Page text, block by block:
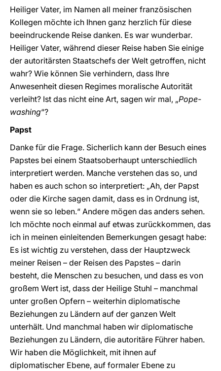
Heiliger Vater, im Namen all meiner französischen
Kollegen möchte ich Ihnen ganz herzlich für diese
beeindruckende Reise danken. Es war wunderbar.
Heiliger Vater, während dieser Reise haben Sie einige
der autoritärsten Staatschefs der Welt getroffen, nicht
wahr? Wie können Sie verhindern, dass Ihre
Anwesenheit diesen Regimes moralische Autorität
verleiht? Ist das nicht eine Art, sagen wir mal, „Pope-
washing“?
Papst
Danke für die Frage. Sicherlich kann der Besuch eines
Papstes bei einem Staatsoberhaupt unterschiedlich
interpretiert werden. Manche verstehen das so, und
haben es auch schon so interpretiert: „Ah, der Papst
oder die Kirche sagen damit, dass es in Ordnung ist,
wenn sie so leben.“ Andere mögen das anders sehen.
Ich möchte noch einmal auf etwas zurückkommen, das
ich in meinen einleitenden Bemerkungen gesagt habe:
Es ist wichtig zu verstehen, dass der Hauptzweck
meiner Reisen – der Reisen des Papstes – darin
besteht, die Menschen zu besuchen, und dass es von
großem Wert ist, dass der Heilige Stuhl – manchmal
unter großen Opfern – weiterhin diplomatische
Beziehungen zu Ländern auf der ganzen Welt
unterhält. Und manchmal haben wir diplomatische
Beziehungen zu Ländern, die autoritäre Führer haben.
Wir haben die Möglichkeit, mit ihnen auf
diplomatischer Ebene, auf formaler Ebene zu